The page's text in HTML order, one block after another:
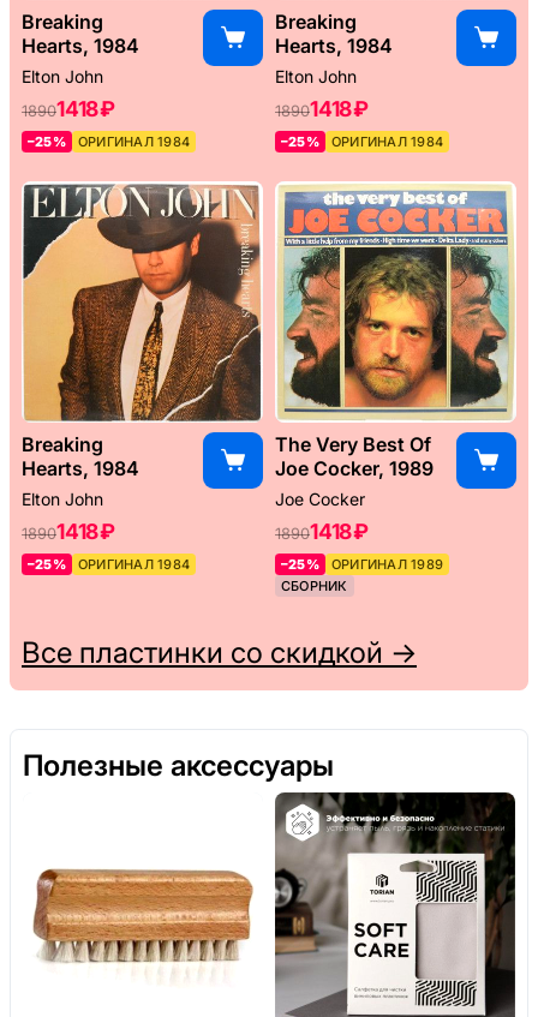
Breaking
Hearts, 1984
Elton John
18901418 ₽
–25% ОРИГИНАЛ 1984
Breaking
Hearts, 1984
Elton John
18901418 ₽
–25% ОРИГИНАЛ 1984
Breaking
Hearts, 1984
Elton John
18901418 ₽
–25% ОРИГИНАЛ 1984
The Very Best Of
Joe Cocker, 1989
Joe Cocker
18901418 ₽
–25%
ОРИГИНАЛ 1989
СБОРНИК
Все пластинки со скидкой →
Полезные аксессуары